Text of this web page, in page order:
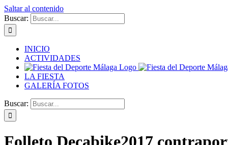
Saltar al contenido
Buscar:
INICIO
ACTIVIDADES
LA FIESTA
GALERÍA FOTOS
Buscar: